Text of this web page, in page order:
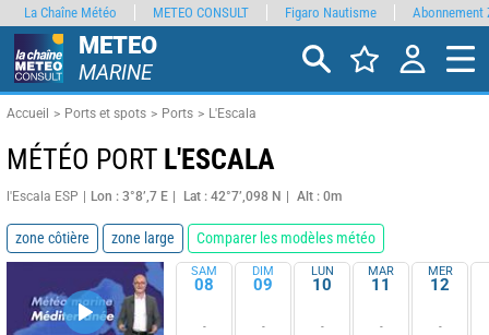
METEO
MARINE
Accueil Ports et spots Ports L'Escala
MÉTÉO PORT L'ESCALA
l'Escala ESP Lon : 3°8’,7 E Lat : 42°7’,098 N Alt : 0m
zone côtière zone large Comparer les modèles météo
SAM
08
-
DIM
09
-
LUN
10
-
MAR
11
-
MER
12
-
La Chaîne Météo METEO CONSULT Figaro Nautisme Abonnement